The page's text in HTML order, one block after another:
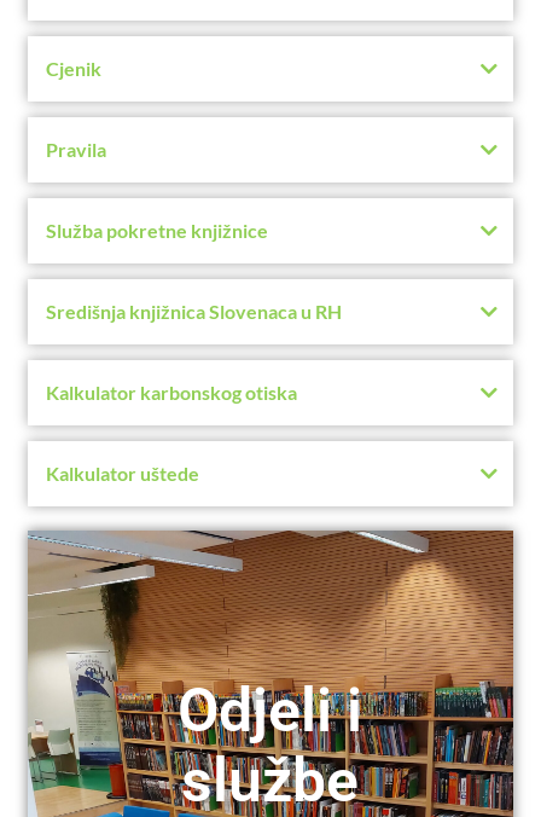
Cjenik
Pravila
Služba pokretne knjižnice
Središnja knjižnica Slovenaca u RH
Kalkulator karbonskog otiska
Kalkulator uštede
Odjeli i
službe